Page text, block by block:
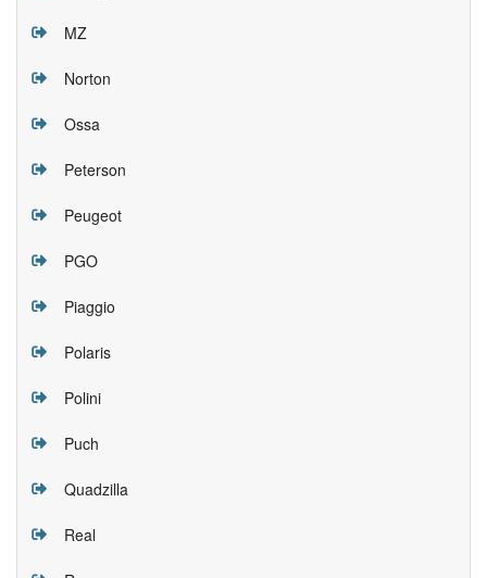
MZ
Norton
Ossa
Peterson
Peugeot
PGO
Piaggio
Polaris
Polini
Puch
Quadzilla
Real